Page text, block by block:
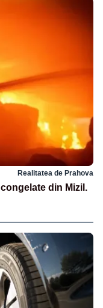
Realitatea de Prahova
din Mizil.